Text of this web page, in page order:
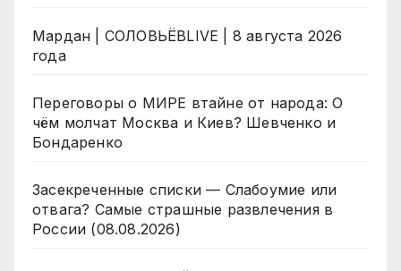
Мардан | СОЛОВЬЁВLIVE | 8 августа 2026
года
Переговоры о МИРЕ втайне от народа: О
чём молчат Москва и Киев? Шевченко и
Бондаренко
Засекреченные списки — Слабоумие или
отвага? Самые страшные развлечения в
России (08.08.2026)